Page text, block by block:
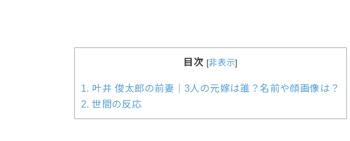
目次 [非表示]
1. 叶井 俊太郎の前妻｜3人の元嫁は誰？名前や顔画像は？
2. 世間の反応